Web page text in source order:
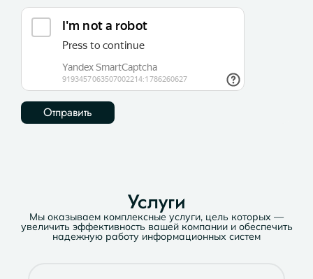
Услуги
Мы оказываем комплексные услуги, цель которых —
увеличить эффективность вашей компании и обеспечить
надежную работу информационных систем